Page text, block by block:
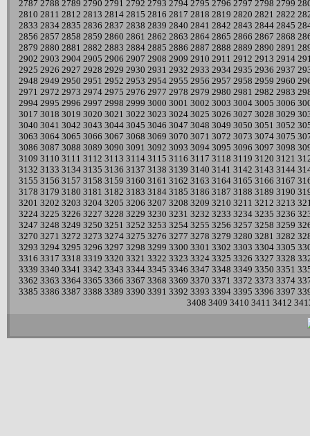
2787 2788 2789 2790 2791 2792 2793 2794 2795 2796 2797 2798 2799
2810 2811 2812 2813 2814 2815 2816 2817 2818 2819 2820 2821 2822
2833 2834 2835 2836 2837 2838 2839 2840 2841 2842 2843 2844 2845
2856 2857 2858 2859 2860 2861 2862 2863 2864 2865 2866 2867 2868
2879 2880 2881 2882 2883 2884 2885 2886 2887 2888 2889 2890 2891
2902 2903 2904 2905 2906 2907 2908 2909 2910 2911 2912 2913 2914
2925 2926 2927 2928 2929 2930 2931 2932 2933 2934 2935 2936 2937
2948 2949 2950 2951 2952 2953 2954 2955 2956 2957 2958 2959 2960
2971 2972 2973 2974 2975 2976 2977 2978 2979 2980 2981 2982 2983
2994 2995 2996 2997 2998 2999 3000 3001 3002 3003 3004 3005 3006
3017 3018 3019 3020 3021 3022 3023 3024 3025 3026 3027 3028 3029
3040 3041 3042 3043 3044 3045 3046 3047 3048 3049 3050 3051 3052
3063 3064 3065 3066 3067 3068 3069 3070 3071 3072 3073 3074 3075
3086 3087 3088 3089 3090 3091 3092 3093 3094 3095 3096 3097 3098
3109 3110 3111 3112 3113 3114 3115 3116 3117 3118 3119 3120 3121
3132 3133 3134 3135 3136 3137 3138 3139 3140 3141 3142 3143 3144
3155 3156 3157 3158 3159 3160 3161 3162 3163 3164 3165 3166 3167
3178 3179 3180 3181 3182 3183 3184 3185 3186 3187 3188 3189 3190
3201 3202 3203 3204 3205 3206 3207 3208 3209 3210 3211 3212 3213
3224 3225 3226 3227 3228 3229 3230 3231 3232 3233 3234 3235 3236
3247 3248 3249 3250 3251 3252 3253 3254 3255 3256 3257 3258 3259
3270 3271 3272 3273 3274 3275 3276 3277 3278 3279 3280 3281 3282
3293 3294 3295 3296 3297 3298 3299 3300 3301 3302 3303 3304 3305
3316 3317 3318 3319 3320 3321 3322 3323 3324 3325 3326 3327 3328
3339 3340 3341 3342 3343 3344 3345 3346 3347 3348 3349 3350 3351
3362 3363 3364 3365 3366 3367 3368 3369 3370 3371 3372 3373 3374
3385 3386 3387 3388 3389 3390 3391 3392 3393 3394 3395 3396 3397
3408 3409 3410 3411 3412